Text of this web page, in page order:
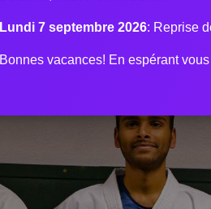
Lundi 7 septembre 2026: Reprise
Bonnes vacances! En espérant